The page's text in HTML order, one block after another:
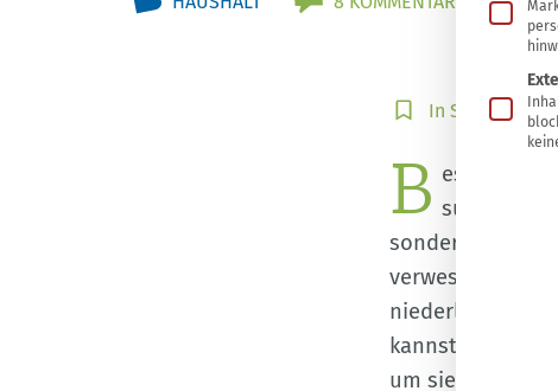
In
speichern
In Sammlung
B esonders
summen
sondern
verwesendem
niederlassen.
kannst du mit
um sie später